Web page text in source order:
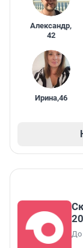
Александр,
42
Ирина,46
До